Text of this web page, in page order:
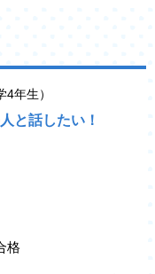
年生）
と話したい！
格